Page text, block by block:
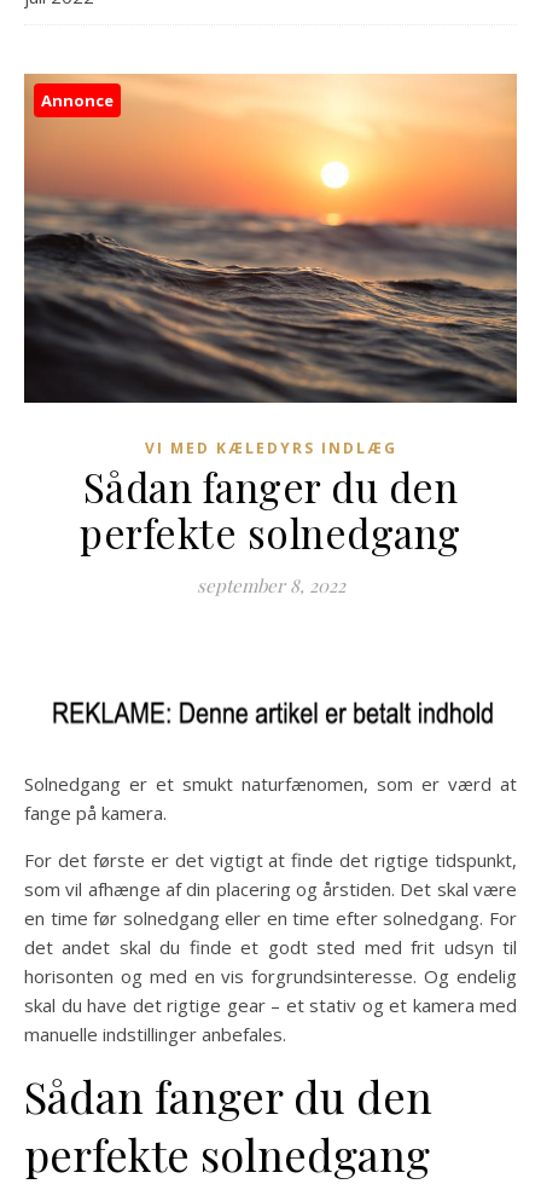
Annonce
VI MED KÆLEDYRS INDLÆG
Sådan fanger du den
perfekte solnedgang
september 8, 2022
Solnedgang er et smukt naturfænomen, som er værd at
fange på kamera.
For det første er det vigtigt at finde det rigtige tidspunkt,
som vil afhænge af din placering og årstiden. Det skal være
en time før solnedgang eller en time efter solnedgang. For
det andet skal du finde et godt sted med frit udsyn til
horisonten og med en vis forgrundsinteresse. Og endelig
skal du have det rigtige gear – et stativ og et kamera med
manuelle indstillinger anbefales.
Sådan fanger du den
perfekte solnedgang